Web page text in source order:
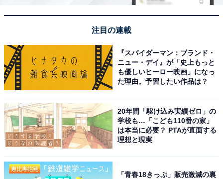
注目の連載
『スパイダーマン：ブランド・
ニュー・デイ』が「史上もっと
も優しいヒーロー映画」になっ
た理由。予習したい作品は？
20年間「駆け込み実績ゼロ」の
学校も…「こども110番の家」
は本当に必要？ PTAが直面する
理想と現実
「青春18きっぷ」販売激減の裏